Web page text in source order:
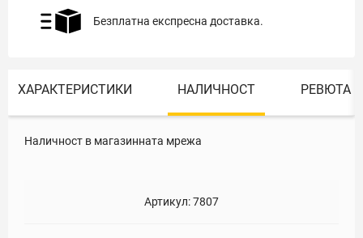
Безплатна експресна доставка.
ХАРАКТЕРИСТИКИ НАЛИЧНОСТ РЕВЮТА
Наличност в магазинната мрежа
Артикул:7807